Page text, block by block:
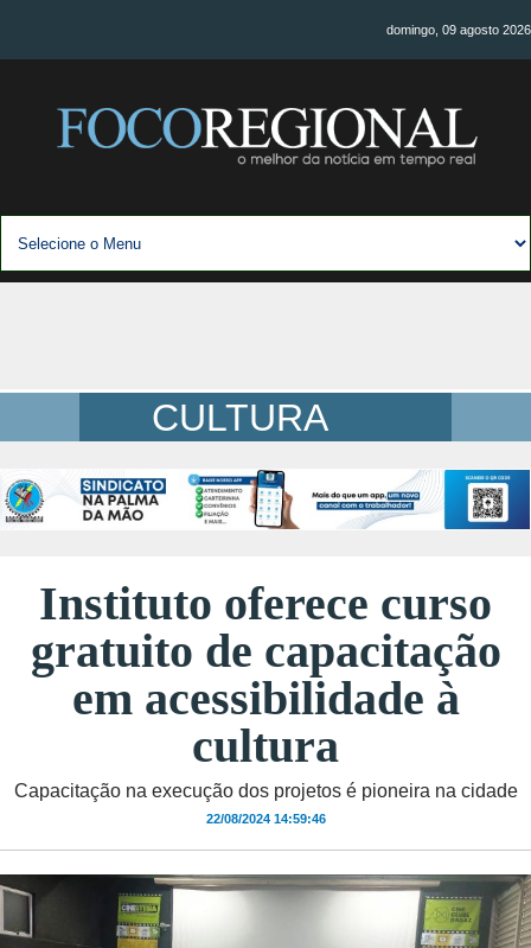
domingo, 09 agosto 2026
CULTURA
Instituto oferece curso
gratuito de capacitação
em acessibilidade à
cultura
Capacitação na execução dos projetos é pioneira na cidade
22/08/2024 14:59:46